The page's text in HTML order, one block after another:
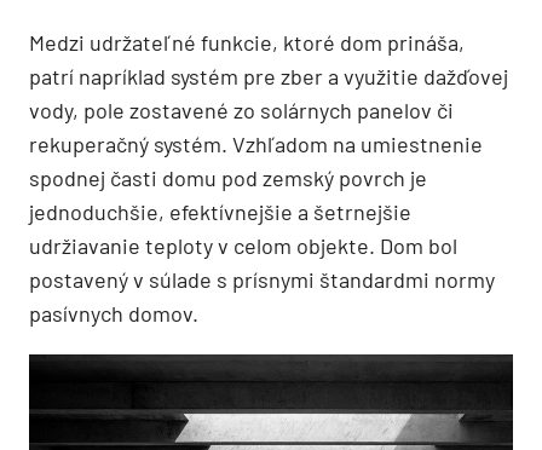
Medzi udržateľné funkcie, ktoré dom prináša,
patrí napríklad systém pre zber a využitie dažďovej
vody, pole zostavené zo solárnych panelov či
rekuperačný systém. Vzhľadom na umiestnenie
spodnej časti domu pod zemský povrch je
jednoduchšie, efektívnejšie a šetrnejšie
udržiavanie teploty v celom objekte. Dom bol
postavený v súlade s prísnymi štandardmi normy
pasívnych domov.